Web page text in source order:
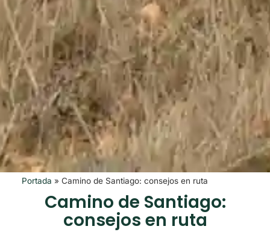
Portada » Camino de Santiago: consejos en ruta
Camino de Santiago:
consejos en ruta